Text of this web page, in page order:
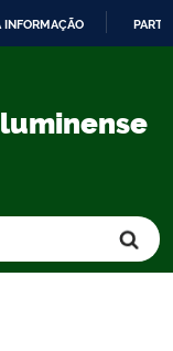
INFORMAÇÃO